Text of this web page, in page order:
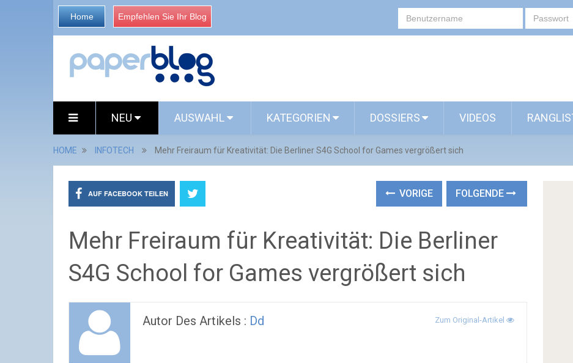
Home Empfehlen Sie Ihr Blog
NEU AUSWAHL KATEGORIEN DOSSIERS VIDEOS
HOME INFOTECH Mehr Freiraum für Kreativität: Die Berliner S4G School for Games vergrößert sich
AUF FACEBOOK TEILEN VORIGE FOLGENDE
Mehr Freiraum für Kreativität: Die Berliner
S4G School for Games vergrößert sich
Autor Des Artikels : Dd Zum Original-Artikel